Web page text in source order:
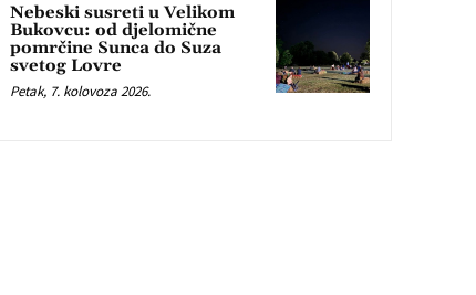
Nebeski susreti u Velikom
Bukovcu: od djelomične
pomrčine Sunca do Suza
svetog Lovre
Petak, 7. kolovoza 2026.